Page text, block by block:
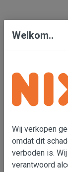
Welkom..
Wij verkopen
omdat dit
verboden is.
verantwoord